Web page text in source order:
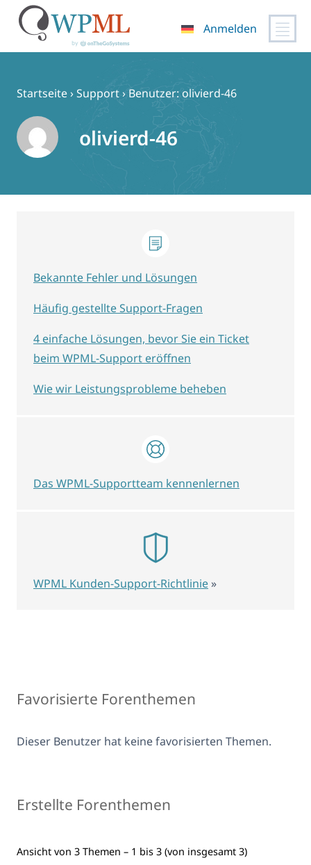
springen
Anmelden
Startseite›Support› Benutzer: olivierd-46
olivierd-46
Favorisierte Forenthemen
Dieser Benutzer hat keine favorisierten Themen.
Erstellte Forenthemen
Ansicht von 3 Themen – 1 bis 3 (von insgesamt 3)
Bekannte Fehler und Lösungen
Häufig gestellte Support-Fragen
4 einfache Lösungen, bevor Sie ein Ticket
beim WPML-Support eröffnen
Wie wir Leistungsprobleme beheben
Das WPML-Supportteam kennenlernen
WPML Kunden-Support-Richtlinie »